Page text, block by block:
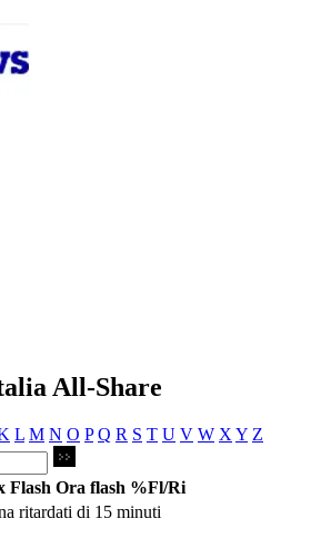
All-Share
L M N O P Q R S T U V W X Y Z
Flash Ora flash %Fl/Ri
ritardati di 15 minuti